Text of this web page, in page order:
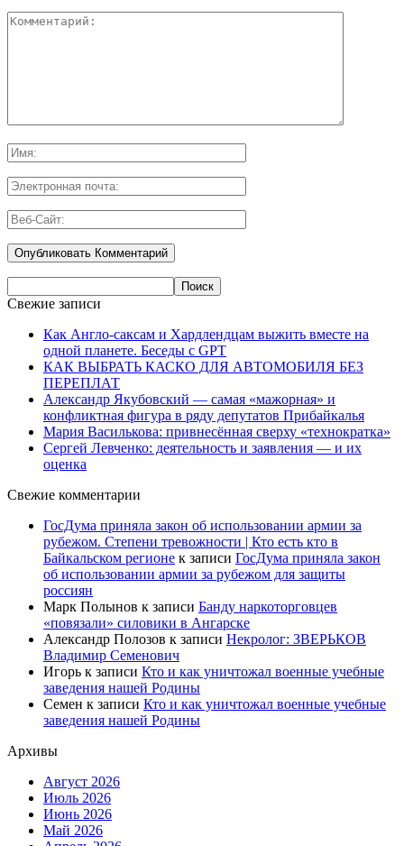
Свежие записи
Как Англо-саксам и Хардлендцам выжить вместе на
одной планете. Беседы с GPT
КАК ВЫБРАТЬ КАСКО ДЛЯ АВТОМОБИЛЯ БЕЗ
ПЕРЕПЛАТ
Александр Якубовский — самая «мажорная» и
конфликтная фигура в ряду депутатов Прибайкалья
Мария Василькова: привнесённая сверху «технократка»
Сергей Левченко: деятельность и заявления — и их
оценка
Свежие комментарии
ГосДума приняла закон об использовании армии за
рубежом. Степени тревожности | Кто есть кто в
Байкальском регионе к записи ГосДума приняла закон
об использовании армии за рубежом для защиты
россиян
Марк Полынов к записи Банду наркоторговцев
«повязали» силовики в Ангарске
Александр Полозов к записи Некролог: ЗВЕРЬКОВ
Владимир Семенович
Игорь к записи Кто и как уничтожал военные учебные
заведения нашей Родины
Семен к записи Кто и как уничтожал военные учебные
заведения нашей Родины
Архивы
Август 2026
Июль 2026
Июнь 2026
Май 2026